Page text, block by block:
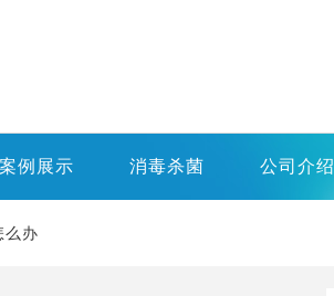
案例展示 消毒杀菌 公司介绍
么办